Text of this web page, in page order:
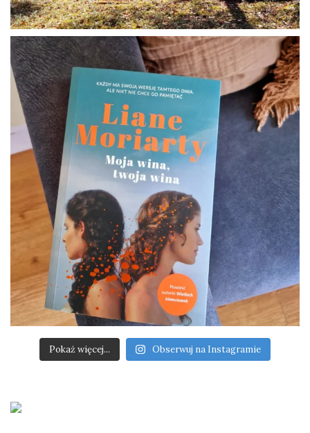
Pokaż więcej... Obserwuj na Instagramie